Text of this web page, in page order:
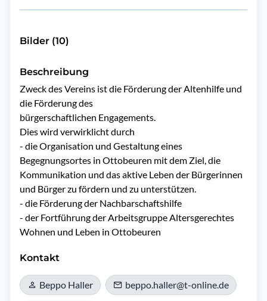
Bilder (10)
Beschreibung
Zweck des Vereins ist die Förderung der Altenhilfe und
die Förderung des
bürgerschaftlichen Engagements.
Dies wird verwirklicht durch
- die Organisation und Gestaltung eines
Begegnungsortes in Ottobeuren mit dem Ziel, die
Kommunikation und das aktive Leben der Bürgerinnen
und Bürger zu fördern und zu unterstützen.
- die Förderung der Nachbarschaftshilfe
- der Fortführung der Arbeitsgruppe Altersgerechtes
Wohnen und Leben in Ottobeuren
Kontakt
Beppo Haller beppo.haller@t-online.de